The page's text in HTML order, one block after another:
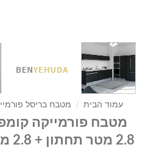
עמוד הבית / מטבח בריסל
מטבח פורמייקה